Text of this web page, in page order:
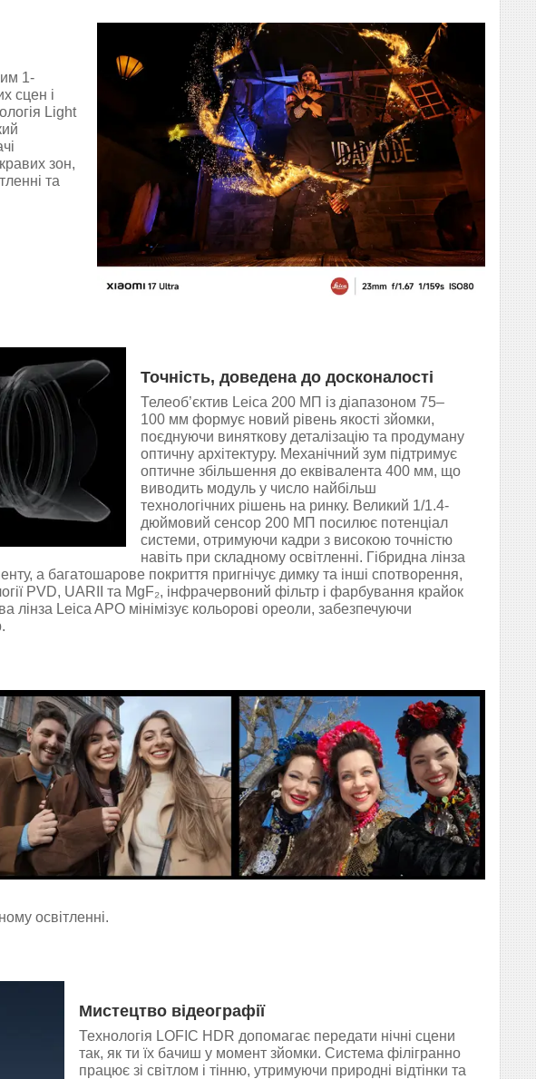
1-
сцен і
Light
зон,
та
Точність, доведена до досконалості
Телеоб’єктив Leica 200 МП із діапазоном 75–
100 мм формує новий рівень якості зйомки,
поєднуючи виняткову деталізацію та продуману
оптичну архітектуру. Механічний зум підтримує
оптичне збільшення до еквівалента 400 мм, що
виводить модуль у число найбільш
технологічних рішень на ринку. Великий 1/1.4-
дюймовий сенсор 200 МП посилює потенціал
системи, отримуючи кадри з високою точністю
навіть при складному освітленні. Гібридна лінза
а багатошарове покриття пригнічує димку та інші спотворення,
PVD, UARII та MgF₂, інфрачервоний фільтр і фарбування крайок
Leica APO мінімізує кольорові ореоли, забезпечуючи
освітленні.
Мистецтво відеографії
Технологія LOFIC HDR допомагає передати нічні сцени
так, як ти їх бачиш у момент зйомки. Система філігранно
працює зі світлом і тінню, утримуючи природні відтінки та